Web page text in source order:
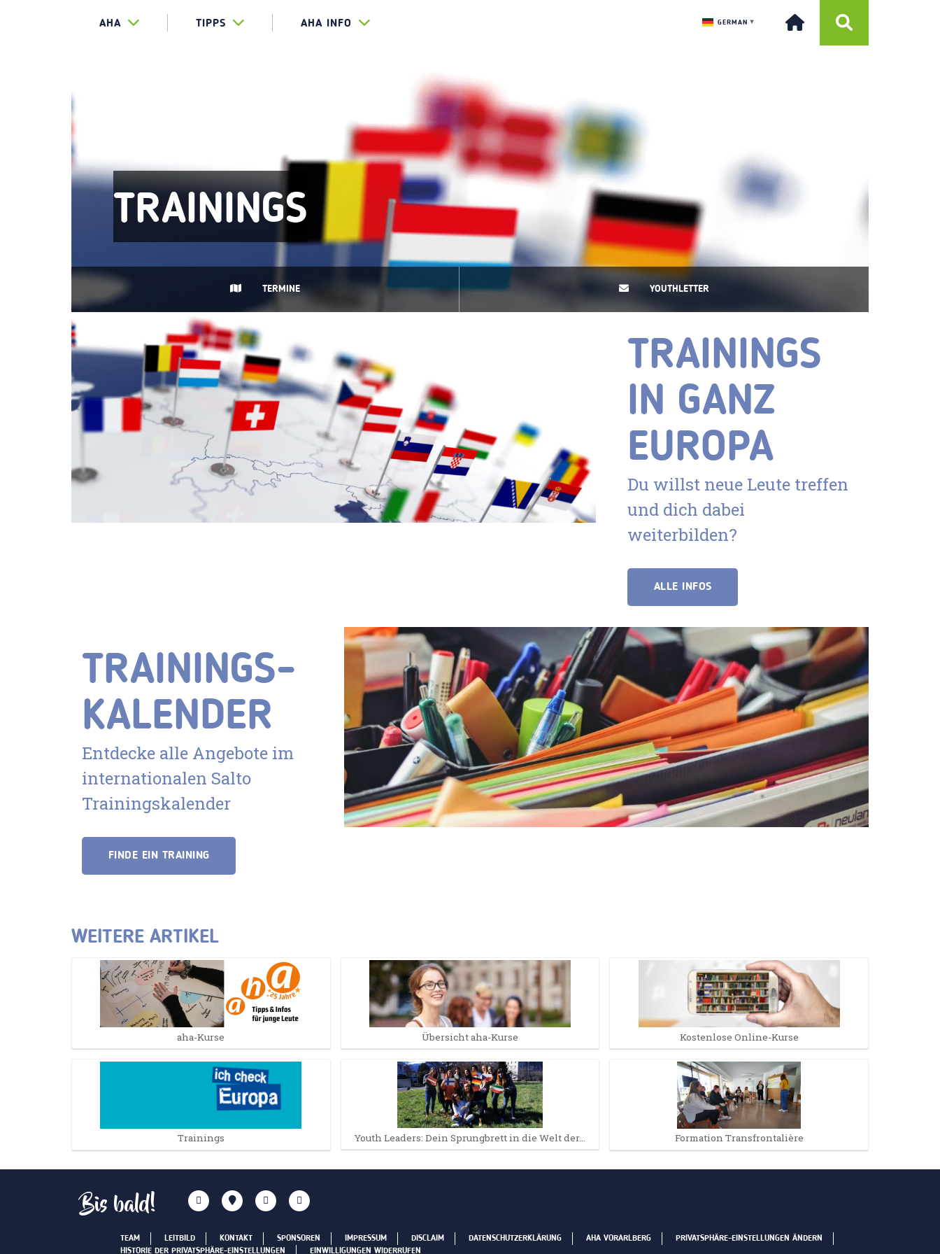
AHA TIPPS AHA INFO GERMAN ▼
TRAININGS
TERMINE YOUTHLETTER
TRAININGS
IN GANZ
EUROPA
Du willst neue Leute treffen
und dich dabei
weiterbilden?
ALLE INFOS
TRAININGS-
KALENDER
Entdecke alle Angebote im
internationalen Salto
Trainingskalender
FINDE EIN TRAINING
WEITERE ARTIKEL
aha-Kurse
Trainings
Übersicht aha-Kurse
Youth Leaders: Dein Sprungbrett in die Welt der…
Kostenlose Online-Kurse
Formation Transfrontalière
Bis bald!
TEAM LEITBILD KONTAKT SPONSOREN IMPRESSUM DISCLAIM DATENSCHUTZERKLÄRUNG AHA VORARLBERG
PRIVATSPHÄRE-EINSTELLUNGEN ÄNDERN
HISTORIE DER PRIVATSPHÄRE-EINSTELLUNGEN
EINWILLIGUNGEN WIDERRUFEN